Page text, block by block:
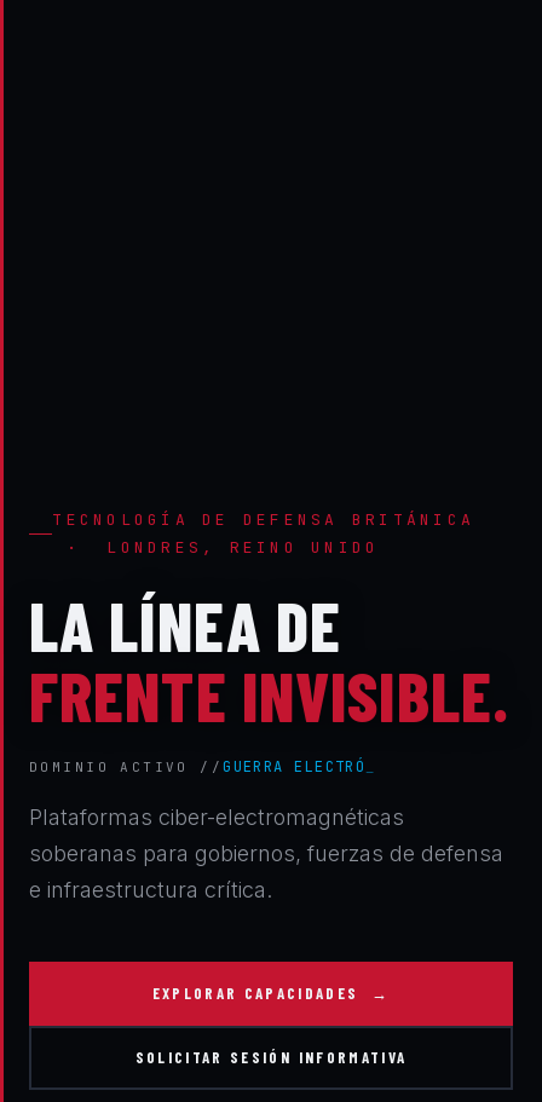
TECNOLOGÍA DE DEFENSA BRITÁNICA
· LONDRES, REINO UNIDO
LA LÍNEA DE
FRENTE INVISIBLE.
DOMINIO ACTIVO //GUERRA ELECTRÓNICA
Plataformas ciber-electromagnéticas
soberanas para gobiernos, fuerzas de defensa
e infraestructura crítica.
EXPLORAR CAPACIDADES →
SOLICITAR SESIÓN INFORMATIVA